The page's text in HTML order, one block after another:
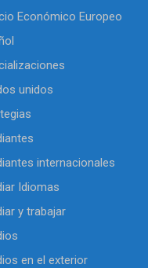
Económico Europeo
unidos
internacionales
Idiomas
y trabajar
en el exterior